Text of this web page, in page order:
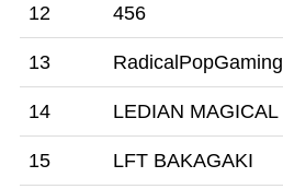
12 456
13 RadicalPopGaming
14 LEDIAN MAGICAL
15 LFT BAKAGAKI